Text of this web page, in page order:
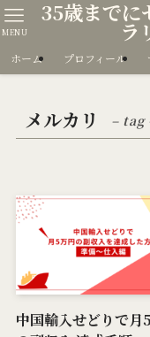
35歳までに
ラ
MENU
ホーム プロフィール
メルカリ – tag
中国輸入せどりで月